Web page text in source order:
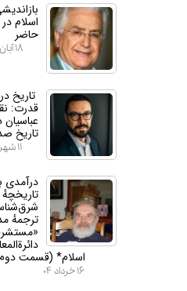
اسلام
حاضر
۱۸ آبان ۰۴
تاریخ
قدرت:
تاریخ
۱۱ شهریور ۰۴
درآمدی
تاریخچهٔ
ترجمهٔ
اسلام* (قسمت
۱۶ خرداد ۰۴